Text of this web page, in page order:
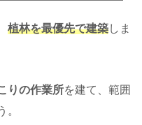
植林を最優先で建築しま
りの作業所を建て、範囲
。